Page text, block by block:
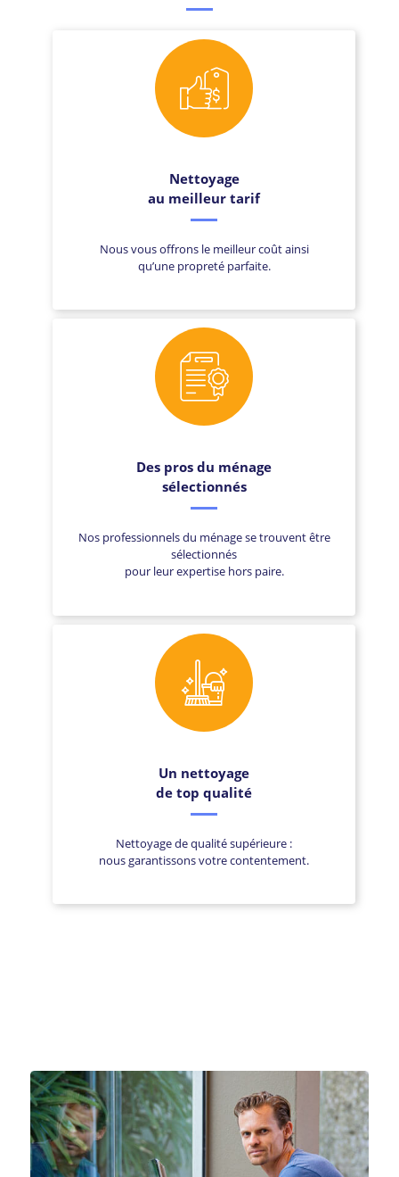
Nettoyage
au meilleur tarif
Nous vous offrons le meilleur coût ainsi
qu’une propreté parfaite.
Des pros du ménage
sélectionnés
Nos professionnels du ménage se trouvent être
sélectionnés
pour leur expertise hors paire.
Un nettoyage
de top qualité
Nettoyage de qualité supérieure :
nous garantissons votre contentement.